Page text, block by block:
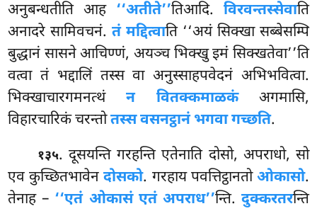
अनुबन्धतीति आह ‘‘अतीते’’तिआदि. विरवन्तस्सेवाति
अनादरे सामिवचनं.तं मद्दित्वाति ‘‘अयं सिक्खा सब्बेसम्पि
बुद्धानं सासने आचिण्णं, अयञ्च भिक्खु इमं सिक्खतेवा’’ति
वत्वा तं भद्दालिं तस्स वा अनुस्साहपवेदनं अभिभवित्वा.
भिक्खाचारगमनत्थंन वितक्कमाळकंअगमासि,
विहारचारिकं चरन्तोतस्स वसनट्ठानं भगवा गच्छति.
१३५. दूसयन्ति गरहन्ति एतेनाति दोसो, अपराधो, सो
एव कुच्छितभावेनदोसको. गरहाय पवत्तिट्ठानतोओकासो.
तेनाह – ‘‘एतं ओकासं एतं अपराध’’न्ति. दुक्करतरन्ति